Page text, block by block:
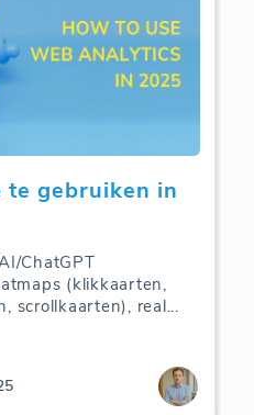
te gebruiken in
ChatGPT
(klikkaarten,
scrollkaarten), real...